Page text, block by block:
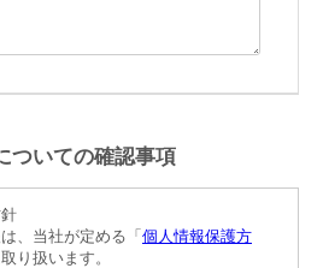
ついての確認事項
、当社が定める「 個人情報保護方
り扱います。